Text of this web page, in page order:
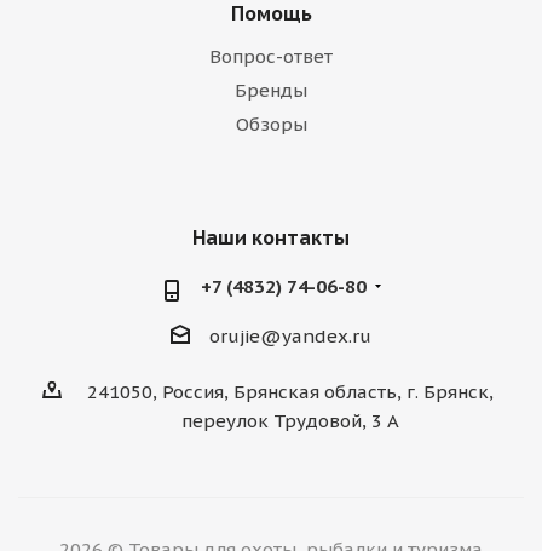
Помощь
Вопрос-ответ
Бренды
Обзоры
Наши контакты
+7 (4832) 74-06-80
orujie@yandex.ru
241050, Россия, Брянская область, г. Брянск,
переулок Трудовой, 3 А